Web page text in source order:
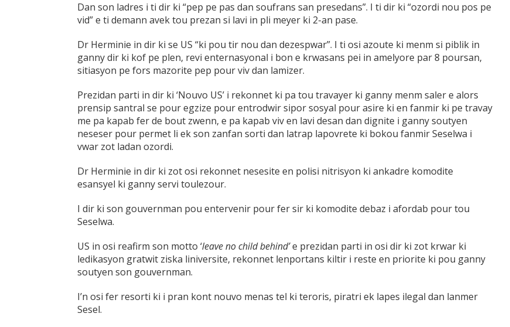
Dan son ladres i ti dir ki “pep pe pas dan soufrans san presedans”. I ti dir ki “ozordi nou pos pe
vid” e ti demann avek tou prezan si lavi in pli meyer ki 2-an pase.
Dr Herminie in dir ki se US “ki pou tir nou dan dezespwar”. I ti osi azoute ki menm si piblik in
ganny dir ki kof pe plen, revi enternasyonal i bon e krwasans pei in amelyore par 8 poursan,
sitiasyon pe fors mazorite pep pour viv dan lamizer.
Prezidan parti in dir ki ‘Nouvo US’ i rekonnet ki pa tou travayer ki ganny menm saler e alors
prensip santral se pour egzize pour entrodwir sipor sosyal pour asire ki en fanmir ki pe travay
me pa kapab fer de bout zwenn, e pa kapab viv en lavi desan dan dignite i ganny soutyen
neseser pour permet li ek son zanfan sorti dan latrap lapovrete ki bokou fanmir Seselwa i
vwar zot ladan ozordi.
Dr Herminie in dir ki zot osi rekonnet nesesite en polisi nitrisyon ki ankadre komodite
esansyel ki ganny servi toulezour.
I dir ki son gouvernman pou entervenir pour fer sir ki komodite debaz i afordab pour tou
Seselwa.
US in osi reafirm son motto ‘leave no child behind’e prezidan parti in osi dir ki zot krwar ki
ledikasyon gratwit ziska liniversite, rekonnet lenportans kiltir i reste en priorite ki pou ganny
soutyen son gouvernman.
I’n osi fer resorti ki i pran kont nouvo menas tel ki teroris, piratri ek lapes ilegal dan lanmer
Sesel.